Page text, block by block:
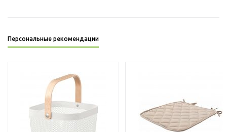
Персональные рекомендации